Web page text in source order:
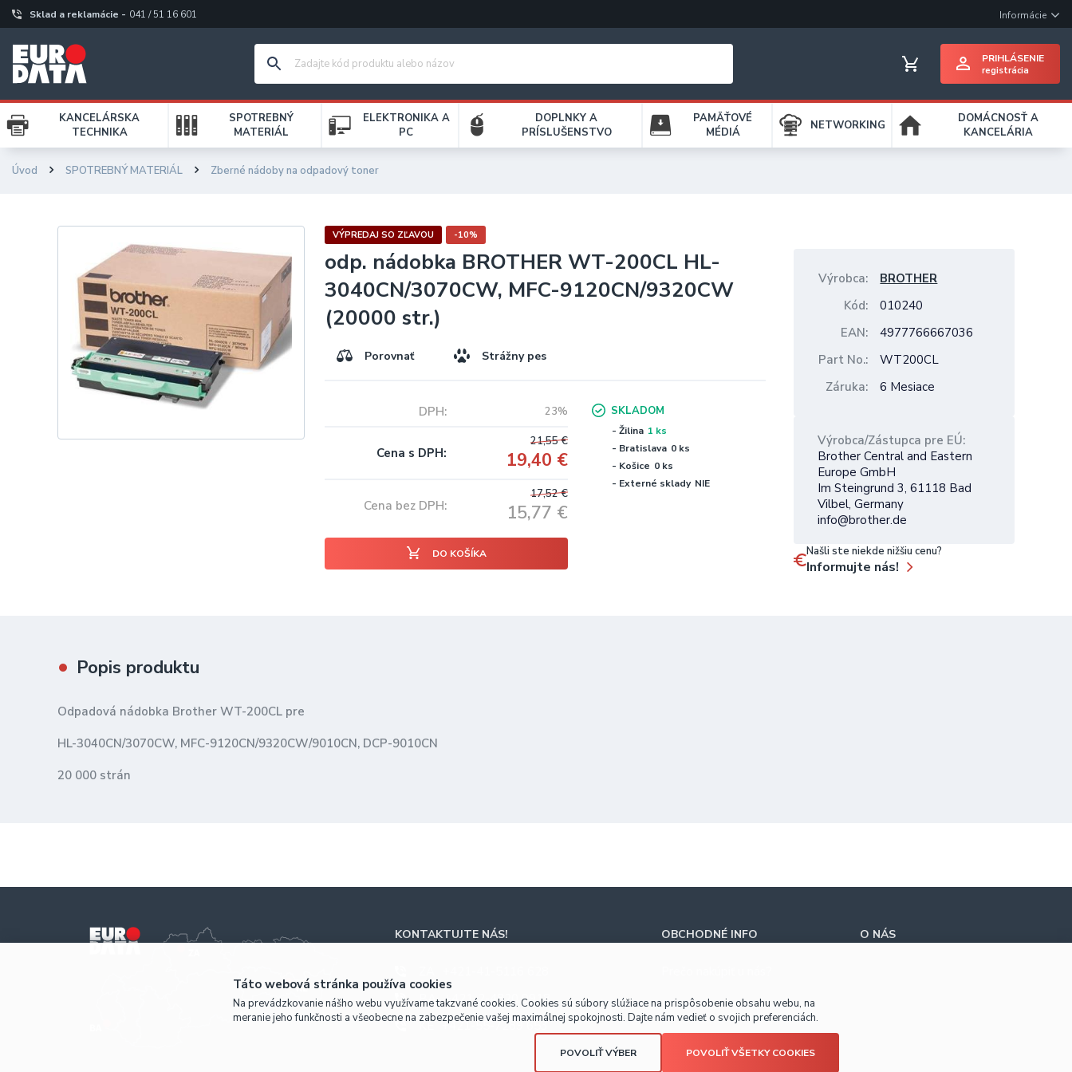
Sklad a reklamácie - 041 / 51 16 601 Informácie
PRIHLÁSENIE
registrácia
KANCELÁRSKA
TECHNIKA
SPOTREBNÝ
MATERIÁL
ELEKTRONIKA A
PC
DOPLNKY A
PRÍSLUŠENSTVO
PAMÄŤOVÉ
MÉDIÁ
NETWORKING
DOMÁCNOSŤ A
KANCELÁRIA
Úvod SPOTREBNÝ MATERIÁL Zberné nádoby na odpadový toner
VÝPREDAJ SO ZĽAVOU -10%
odp. nádobka BROTHER WT-200CL HL-
3040CN/3070CW, MFC-9120CN/9320CW
(20000 str.)
Porovnať Strážny pes
DPH 23%
Cena s DPH
21,55€
19,40 €
Cena bez DPH
17,52€
15,77 €
DO KOŠÍKA
SKLADOM
- Žilina 1 ks
- Bratislava 0 ks
- Košice 0 ks
- Externé sklady NIE
Výrobca
BROTHER
Kód
010240
EAN
4977766667036
Part No.
WT200CL
Záruka
6 Mesiace
Výrobca/Zástupca pre EÚ
Brother Central and Eastern
Europe GmbH
Im Steingrund 3, 61118 Bad
Vilbel, Germany
info@brother.de
Našli ste niekde nižšiu cenu?
Informujte nás!
Popis produktu
Odpadová nádobka Brother WT-200CL pre
HL-3040CN/3070CW, MFC-9120CN/9320CW/9010CN, DCP-9010CN
20 000 strán
KONTAKTUJTE NÁS!
BA +421-2-4820 9918
KE +421-55-7289 653
OBCHODNÉ INFO O NÁS
Táto webová stránka používa cookies
Na prevádzkovanie nášho webu využívame takzvané cookies. Cookies sú súbory slúžiace na prispôsobenie obsahu webu, na
meranie jeho funkčnosti a všeobecne na zabezpečenie vašej maximálnej spokojnosti. Dajte nám vedieť o svojich preferenciách.
POVOLIŤ VÝBER POVOLIŤ VŠETKY COOKIES